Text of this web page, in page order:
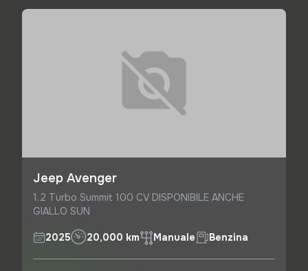
Jeep Avenger
1.2 Turbo Summit 100 CV DISPONIBILE ANCHE
GIALLO SUN
2025 20,000 km Manuale Benzina